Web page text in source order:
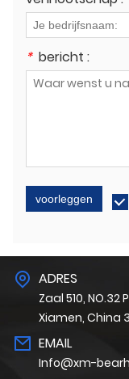
* bericht :
voorleggen
ADRES
Zaal 510,
Xiamen, China
EMAIL
Info@xm-